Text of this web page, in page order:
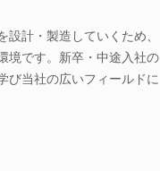
計・製造していくため、
境です。新卒・中途入社の
び当社の広いフィールドに